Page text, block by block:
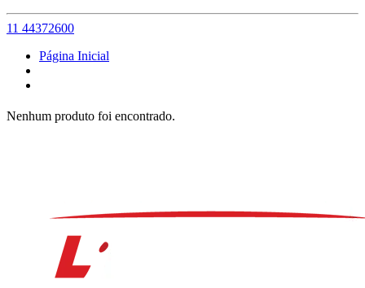
11 44372600
Página Inicial
Nenhum produto foi encontrado.